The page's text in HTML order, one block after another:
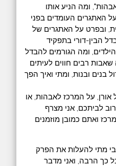
ומה הניע אותו
האתגרים העומדים בפני
ובפרט על האתגרים של
הבין-דורי בתפקיד
ומה הגורמים להבדל
רבים חווים לעיתים
בנים ובנות, ומתי ואיך הפך
על המרכז לאבהות, או
לביתכם, אני מצרף
ואתם כמובן מוזמנים
מתי להעלות את הפרק
כך הרבה, ואני מדבר